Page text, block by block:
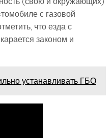
с газовой
что езда с
законом и
устанавливать ГБО